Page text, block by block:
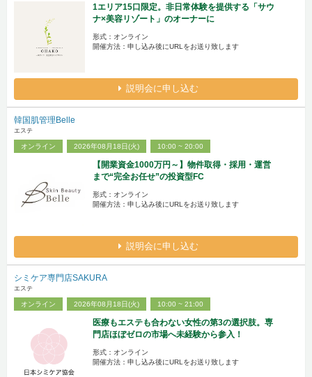
1エリア15口限定。非日常体験を提供する「サウ
ナ×美容リゾート」のオーナーに
形式：オンライン
開催方法：申し込み後にURLをお送り致します
説明会に申し込む
韓国肌管理Belle
エステ
オンライン 2026年08月18日(火) 10:00 ~ 20:00
【開業資金1000万円～】物件取得・採用・運営
まで“完全お任せ”の投資型FC
形式：オンライン
開催方法：申し込み後にURLをお送り致します
説明会に申し込む
シミケア専門店SAKURA
エステ
オンライン 2026年08月18日(火) 10:00 ~ 21:00
医療もエステも合わない女性の第3の選択肢。専
門店ほぼゼロの市場へ未経験から参入！
形式：オンライン
開催方法：申し込み後にURLをお送り致します